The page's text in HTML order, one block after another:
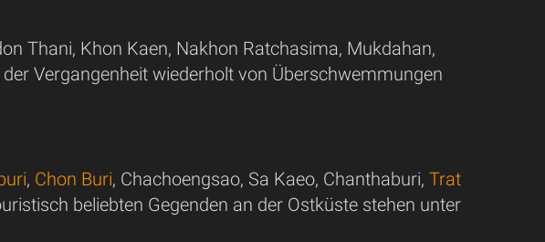
Thani, Khon Kaen, Nakhon Ratchasima, Mukdahan,
Vergangenheit wiederholt von Überschwemmungen
, Chon Buri, Chachoengsao, Sa Kaeo, Chanthaburi,Trat
beliebten Gegenden an der Ostküste stehen unter